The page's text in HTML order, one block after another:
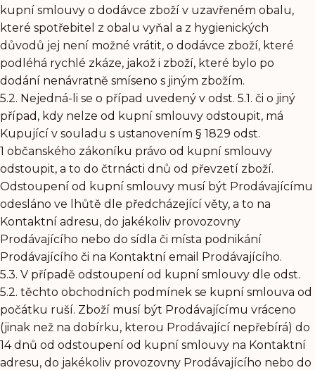
kupní smlouvy o dodávce zboží v uzavřeném obalu,
které spotřebitel z obalu vyňal a z hygienických
důvodů jej není možné vrátit, o dodávce zboží, které
podléhá rychlé zkáze, jakož i zboží, které bylo po
dodání nenávratně smíseno s jiným zbožím.
5.2. Nejedná-li se o případ uvedený v odst. 5.1. či o jiný
případ, kdy nelze od kupní smlouvy odstoupit, má
Kupující v souladu s ustanovením § 1829 odst.
1 občanského zákoníku právo od kupní smlouvy
odstoupit, a to do čtrnácti dnů od převzetí zboží.
Odstoupení od kupní smlouvy musí být Prodávajícímu
odesláno ve lhůtě dle předcházející věty, a to na
Kontaktní adresu, do jakékoliv provozovny
Prodávajícího nebo do sídla či místa podnikání
Prodávajícího či na Kontaktní email Prodávajícího.
5.3. V případě odstoupení od kupní smlouvy dle odst.
5.2. těchto obchodních podmínek se kupní smlouva od
počátku ruší. Zboží musí být Prodávajícímu vráceno
(jinak než na dobírku, kterou Prodávající nepřebírá) do
14 dnů od odstoupení od kupní smlouvy na Kontaktní
adresu, do jakékoliv provozovny Prodávajícího nebo do